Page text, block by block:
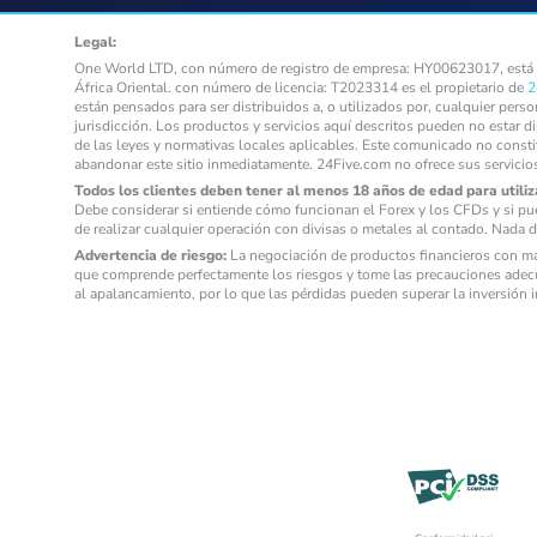
Legal:
One World LTD, con número de registro de empresa: HY00623017,
África Oriental. con número de licencia: T2023314 es el propietario de
están pensados para ser distribuidos a, o utilizados por, cualquier
jurisdicción. Los productos y servicios aquí descritos pueden no estar
de las leyes y normativas locales aplicables. Este comunicado no
abandonar este sitio inmediatamente. 24Five.com no ofrece sus
Todos los clientes deben tener al menos 18 años de edad para
Debe considerar si entiende cómo funcionan el Forex y los CFDs y si
de realizar cualquier operación con divisas o metales al contado.
Advertencia de riesgo: La negociación de productos financieros con
que comprende perfectamente los riesgos y tome las precauciones
al apalancamiento, por lo que las pérdidas pueden superar la